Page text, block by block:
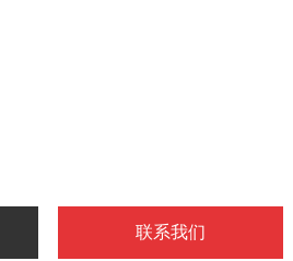
联系我们